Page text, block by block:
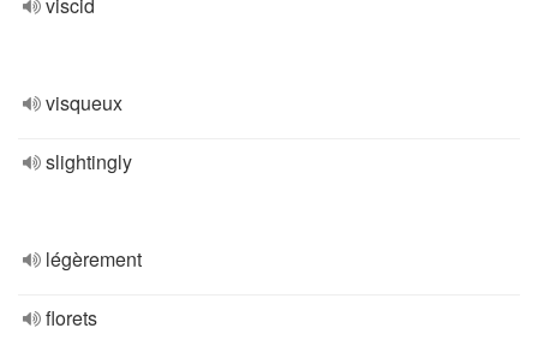
visqueux
slightingly
légèrement
florets